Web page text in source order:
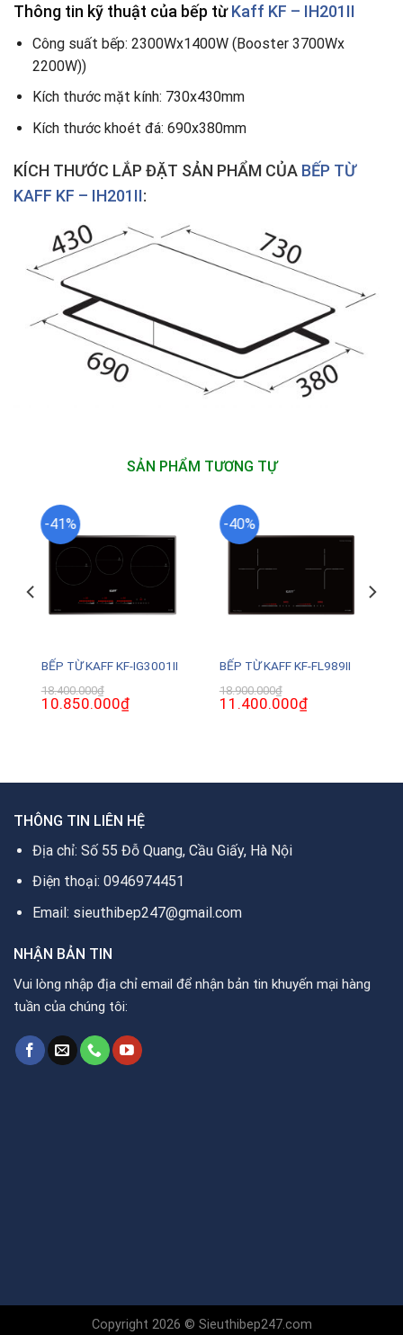
Thông tin kỹ thuật của bếp từKaff KF – IH201II
Công suất bếp: 2300Wx1400W (Booster 3700Wx
2200W))
Kích thước mặt kính: 730x430mm
Kích thước khoét đá: 690x380mm
KÍCH THƯỚC LẮP ĐẶT SẢN PHẨM CỦA BẾP TỪ
KAFF KF – IH201II:
SẢN PHẨM TƯƠNG TỰ
-41%
BẾP TỪ KAFF KF-IG3001II
18.400.000₫
Giá
gốc
10.850.000₫Giá
hiện
-40%
BẾP TỪ KAFF KF-FL989II
18.900.000₫
Giá
gốc
11.400.000₫Giá
hiện
THÔNG TIN LIÊN HỆ
Địa chỉ: Số 55 Đỗ Quang, Cầu Giấy, Hà Nội
Điện thoại: 0946974451
Email: sieuthibep247@gmail.com
NHẬN BẢN TIN
Vui lòng nhập địa chỉ email để nhận bản tin khuyến mại hàng
tuần của chúng tôi:
Copyright 2026 © Sieuthibep247.com